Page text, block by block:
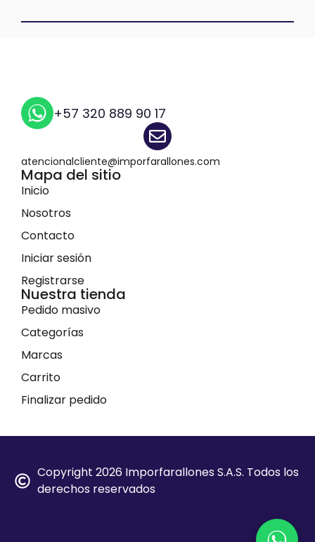
+57 320 889 90 17
atencionalcliente@imporfarallones.com
Mapa del sitio
Inicio
Nosotros
Contacto
Iniciar sesión
Registrarse
Nuestra tienda
Pedido masivo
Categorías
Marcas
Carrito
Finalizar pedido
Copyright 2026 Imporfarallones S.A.S. Todos los
derechos reservados